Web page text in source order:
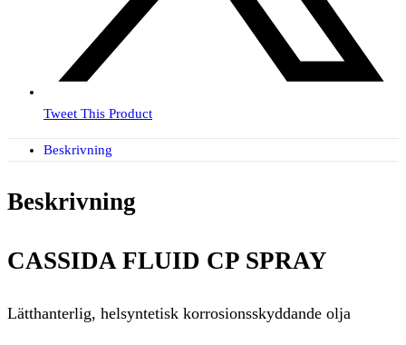
Tweet This Product
Beskrivning
Beskrivning
CASSIDA FLUID CP SPRAY
Lätthanterlig, helsyntetisk korrosionsskyddande olja